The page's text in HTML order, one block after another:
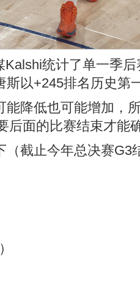
Kalshi统计了单一季
斯以+245排名历史第
能降低也可能增加，
后面的比赛结束才能
（截止今年总决赛G3